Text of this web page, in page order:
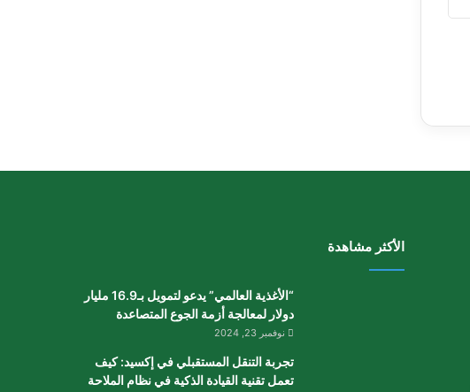
الأكثر مشاهدة
“الأغذية العالمي” يدعو لتمويل بـ16.9 مليار
دولار لمعالجة أزمة الجوع المتصاعدة
نوفمبر 23, 2024
تجربة التنقل المستقبلي في إكسيد: كيف
تعمل تقنية القيادة الذكية في نظام الملاحة